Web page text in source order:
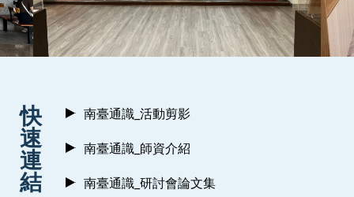
快
速
連
結
南臺通識_活動剪影
南臺通識_師資介紹
南臺通識_研討會論文集